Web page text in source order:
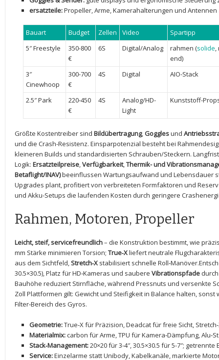
ersatzteile:Propeller, Arme, Kamerahalterungen ⁢und
Bauart Budget Zellen Video
Spartipp
5″ Freestyle
350-800
€
6S Digital/Analog rahmen ‌(solide,
end)
3″
Cinewhoop
300-700
€
4S Digital AIO-Stack
2.5″ Park
220-450
€
4S
Analog/HD-
Light
Kunststoff-
Größte Kostentreiber sind Bildübertragung, Gogglesund‍
und die Crash-Resistenz. Einsparpotenzial besteht bei
kleineren ‌Builds‌ und‌ standardisierten Schrauben/Steckern.
Logik: Ersatzteilpreise,Verfügbarkeit,‍Thermik- und
⁤Betaflight/INAV)beeinflussen Wartungsaufwand und​ Lebensdauer
Upgrades plant, profitiert von ‌verbreiteten Formfaktoren⁣ und
und Akku-Setups die laufenden⁤ Kosten durch geringere
Rahmen, Motoren, Propeller
Leicht, steif,​ servicefreundlich– die Konstruktion bestimmt, wie
mm Stärke minimieren Torsion; True‑Xliefert neutrale
aus dem Sichtfeld,Stretch‑X stabilisiert schnelle
30.5×30.5), Platz für HD‑Kameras⁢ und⁣ saubere Vibrationspfade
Bauhöhe reduziert Stirnfläche, während Pressnuts und versenkte
Zoll Plattformen gilt: ⁤Gewicht und Steifigkeit in Balance ⁢halten,
Filter‑Bereich ‌des Gyros.
Geometrie:True‑X für ⁤Präzision, Deadcat für‍ freie Sicht,
Materialmix:carbon für Arme, TPU für Kamera‑Dämpfung,
Stack‑Management:20×20 für 3-4″, 30.5×30.5 ​für ​5-7″;
Service:Einzelarme statt Unibody,‍ Kabelkanäle, markierte